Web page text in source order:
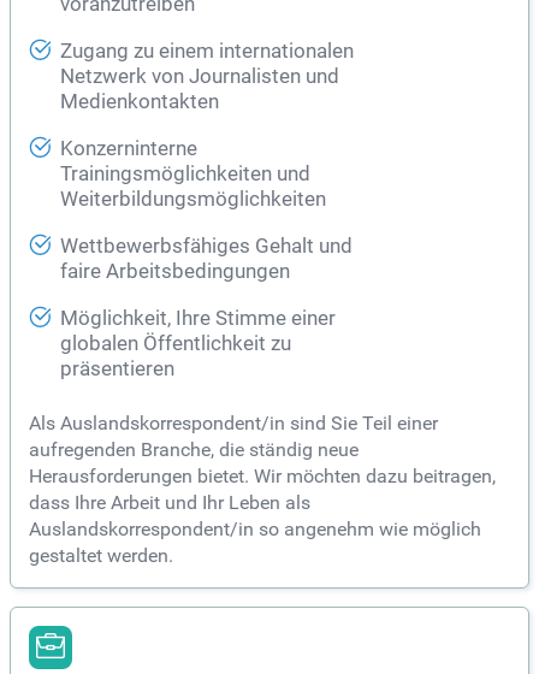
voranzutreiben
Zugang zu einem internationalen
Netzwerk von Journalisten und
Medienkontakten
Konzerninterne
Trainingsmöglichkeiten und
Weiterbildungsmöglichkeiten
Wettbewerbsfähiges Gehalt und
faire Arbeitsbedingungen
Möglichkeit, Ihre Stimme einer
globalen Öffentlichkeit zu
präsentieren
Als Auslandskorrespondent/in sind Sie Teil einer
aufregenden Branche, die ständig neue
Herausforderungen bietet. Wir möchten dazu beitragen,
dass Ihre Arbeit und Ihr Leben als
Auslandskorrespondent/in so angenehm wie möglich
gestaltet werden.